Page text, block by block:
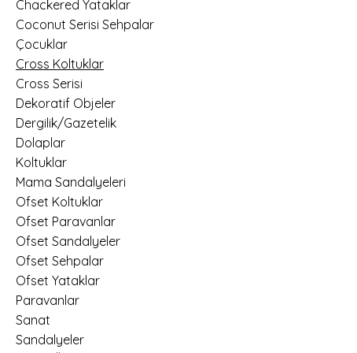
Chackered Yataklar
Coconut Serisi Sehpalar
Çocuklar
Cross Koltuklar
Cross Serisi
Dekoratif Objeler
Dergilik/Gazetelik
Dolaplar
Koltuklar
Mama Sandalyeleri
Ofset Koltuklar
Ofset Paravanlar
Ofset Sandalyeler
Ofset Sehpalar
Ofset Yataklar
Paravanlar
Sanat
Sandalyeler